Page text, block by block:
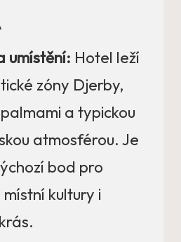
umístění: Hotel leží
zóny Djerby,
a typickou
atmosférou. Je
bod pro
kultury i